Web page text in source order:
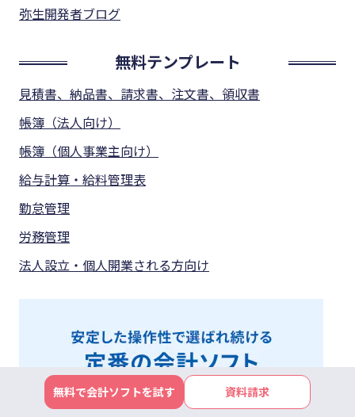
弥生開発者ブログ
無料テンプレート
見積書、納品書、請求書、注文書、領収書
帳簿（法人向け）
帳簿（個人事業主向け）
給与計算・給料管理表
勤怠管理
労務管理
法人設立・個人開業される方向け
無料で会計ソフトを試す 資料請求